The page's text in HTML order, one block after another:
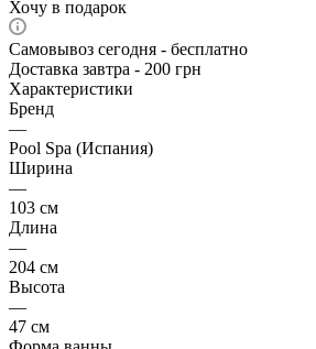
Хочу в подарок
Самовывоз сегодня - бесплатно
Доставка завтра - 200 грн
Характеристики
Бренд
—
Pool Spa (Испания)
Ширина
—
103 см
Длина
—
204 см
Высота
—
47 см